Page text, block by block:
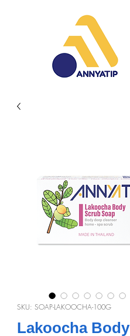
SKU: SOAP-LAKOOCHA-100G
Lakoocha Body